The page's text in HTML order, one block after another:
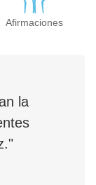
Afirmaciones
la